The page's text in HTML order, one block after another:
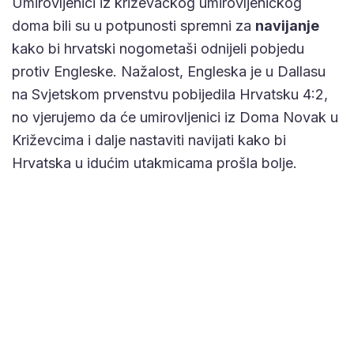
doma bili su u potpunosti spremni za navijanje
kako bi hrvatski nogometaši odnijeli pobjedu
protiv Engleske. Nažalost, Engleska je u Dallasu
na Svjetskom prvenstvu pobijedila Hrvatsku 4:2,
no vjerujemo da će umirovljenici iz Doma Novak u
Križevcima i dalje nastaviti navijati kako bi
Hrvatska u idućim utakmicama prošla bolje.